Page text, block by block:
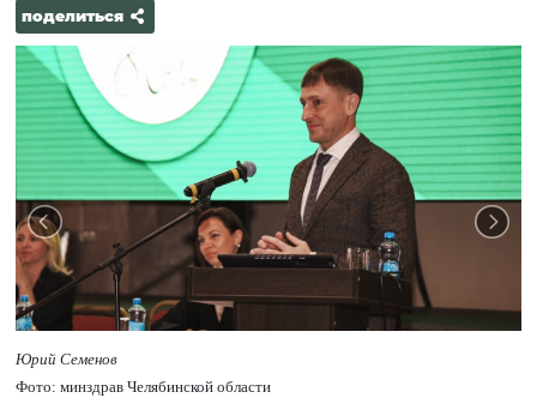
поделиться
Юрий Семенов
Фото: минздрав Челябинской области